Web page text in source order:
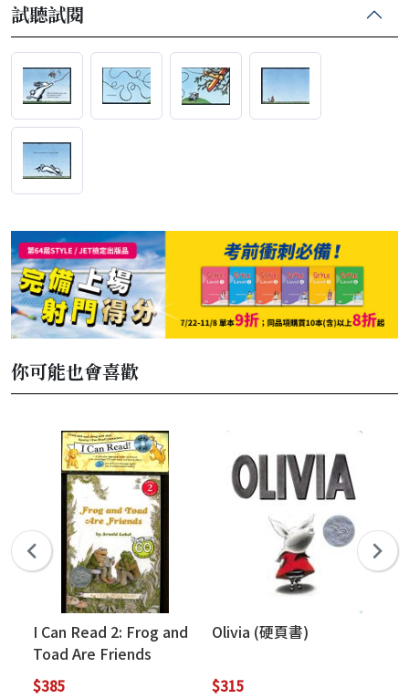
試聽試閱
你可能也會喜歡
I Can Read 2: Frog and
Toad Are Friends
(Book + CD)
$385
Olivia (硬頁書)
$315